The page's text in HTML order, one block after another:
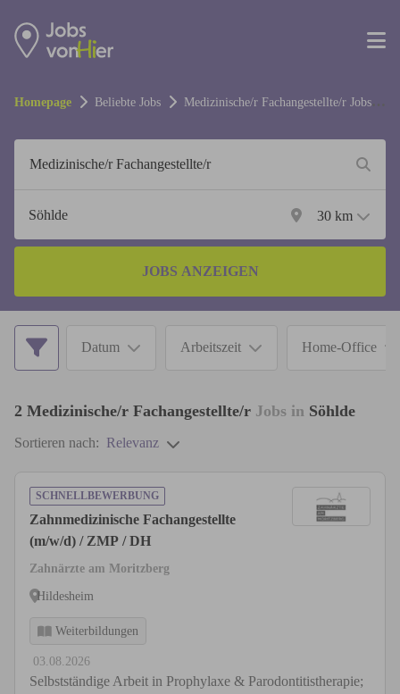
Homepage Beliebte Jobs Medizinische/r Fachangestellte/r Jobs in
30 km
JOBS ANZEIGEN
Datum Arbeitszeit Home-Office
2 Medizinische/r Fachangestellte/r Jobs in Söhlde
Sortieren nach: Relevanz
SCHNELLBEWERBUNG
Zahnmedizinische Fachangestellte
(m/w/d) / ZMP / DH
Zahnärzte am Moritzberg
Hildesheim
Weiterbildungen
03.08.2026
Selbstständige Arbeit in Prophylaxe & Parodontitistherapie;